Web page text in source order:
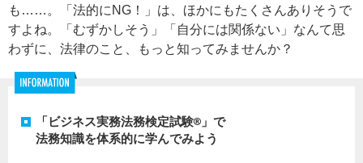
も……。「法的にNG！」は、ほかにもたくさんありそうで
すよね。「むずかしそう」「自分には関係ない」なんて思
わずに、法律のこと、もっと知ってみませんか？
「ビジネス実務法務検定試験®」で
法務知識を体系的に学んでみよう